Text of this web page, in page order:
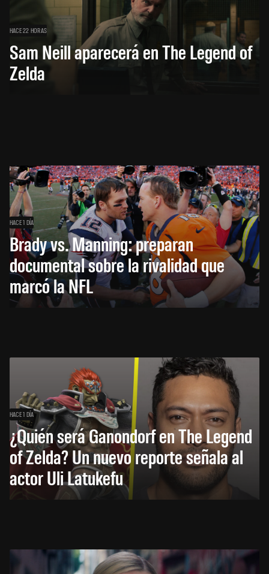
HACE 22 HORAS
Sam Neill aparecerá en The Legend of
Zelda
HACE 1 DÍA
Brady vs. Manning: preparan
documental sobre la rivalidad que
marcó la NFL
HACE 1 DÍA
¿Quién será Ganondorf en The Legend
of Zelda? Un nuevo reporte señala al
actor Uli Latukefu